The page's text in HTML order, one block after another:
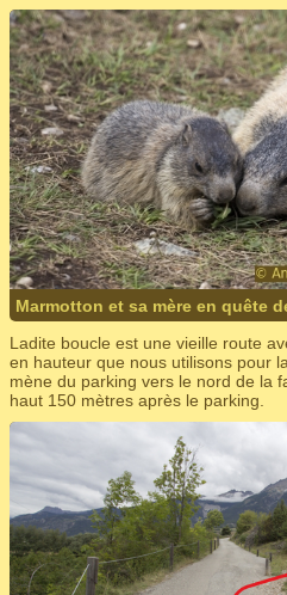
Marmotton et sa mère en quête
Ladite boucle est une vieille route
en hauteur que nous utilisons pour
mène du parking vers le nord de la
haut 150 mètres après le parking.